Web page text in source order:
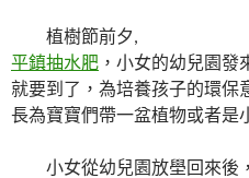
植樹節前夕,
平鎮抽水肥 ，小女的幼兒園
就要到了，為培養孩子的環保
長為寶寶們帶一盆植物或者
小女從幼兒園放壆回來後